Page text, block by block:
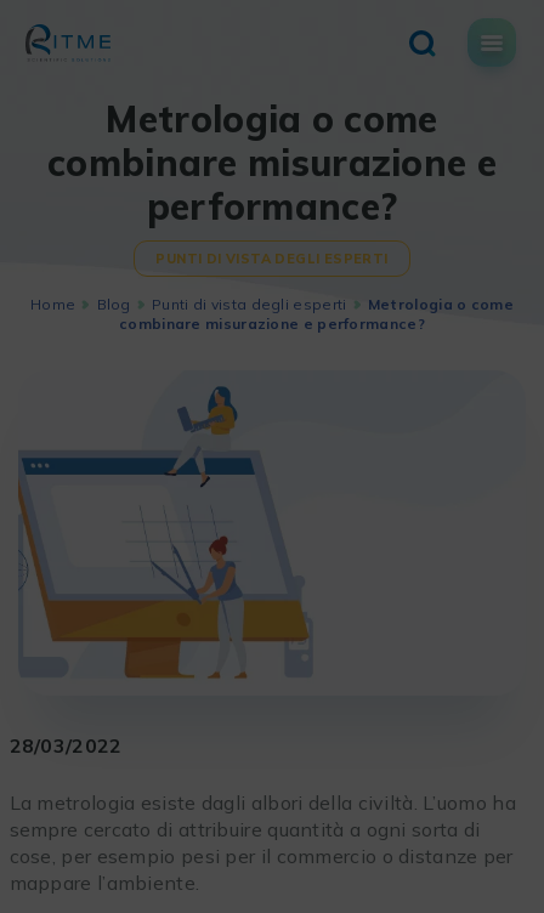
content
Metrologia o come
combinare misurazione e
performance?
PUNTI DI VISTA DEGLI ESPERTI
Home Blog Punti di vista degli esperti
Metrologia o come
combinare misurazione e performance?
28/03/2022
La metrologia esiste dagli albori della civiltà. L’uomo ha
sempre cercato di attribuire quantità a ogni sorta di
cose, per esempio pesi per il commercio o distanze per
mappare l’ambiente.